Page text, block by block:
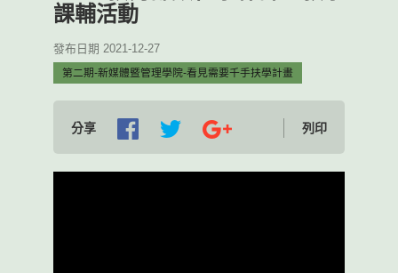
課輔活動
發布日期 2021-12-27
第二期-新媒體暨管理學院-看見需要千手扶學計畫
分享 列印